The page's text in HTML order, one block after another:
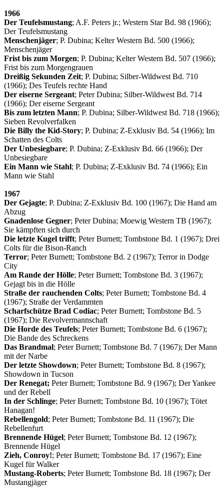
1966
Der Teufelsmustang; A.F. Peters jr.; Western Star Bd. 98 (1966);
Der Teufelsmustang
Menschenjäger; P. Dubina; Kelter Western Bd. 500 (1966);
Menschenjäger
Frist bis zum Morgen; P. Dubina; Kelter Western Bd. 507 (1966);
Frist bis zum Morgengrauen
Dreißig Sekunden Zeit; P. Dubina; Silber-Wildwest Bd. 710
(1966); Des Teufels rechte Hand
Der eiserne Sergeant; Peter Dubina; Silber-Wildwest Bd. 714
(1966); Der eiserne Sergeant
Bis zum letzten Mann; P. Dubina; Silber-Wildwest Bd. 718 (1966);
Sieben Revolverfalken
Die Billy the Kid-Story; P. Dubina; Z-Exklusiv Bd. 54 (1966); Im
Schatten des Colts
Der Unbesiegbare; P. Dubina; Z-Exklusiv Bd. 66 (1966); Der
Unbesiegbare
Ein Mann wie Stahl; P. Dubina; Z-Exklusiv Bd. 74 (1966); Ein
Mann wie Stahl
1967
Der Gejagte; P. Dubina; Z-Exklusiv Bd. 100 (1967); Die Hand am
Abzug
Gnadenlose Gegner; Peter Dubina; Moewig Western TB (1967);
Sie kämpften sich durch
Die letzte Kugel trifft; Peter Burnett; Tombstone Bd. 1 (1967); Drei
Colts für die Bison-Ranch
Terror; Peter Burnett; Tombstone Bd. 2 (1967); Terror in Dodge
City
Am Rande der Hölle; Peter Burnett; Tombstone Bd. 3 (1967);
Gejagt bis in die Hölle
Straße der rauchenden Colts; Peter Burnett; Tombstone Bd. 4
(1967); Straße der Verdammten
Scharfschütze Brad Codiac; Peter Burnett; Tombstone Bd. 5
(1967); Die Revolvermannschaft
Die Horde des Teufels; Peter Burnett; Tombstone Bd. 6 (1967);
Die Bande des Schreckens
Das Brandmal; Peter Burnett; Tombstone Bd. 7 (1967); Der Mann
mit der Narbe
Der letzte Showdown; Peter Burnett; Tombstone Bd. 8 (1967);
Showdown in Tucson
Der Renegat; Peter Burnett; Tombstone Bd. 9 (1967); Der Yankee
und der Rebell
In der Schlinge; Peter Burnett; Tombstone Bd. 10 (1967); Tötet
Hanagan!
Rebellengold; Peter Burnett; Tombstone Bd. 11 (1967); Die
Rebellenfurt
Brennende Hügel; Peter Burnett; Tombstone Bd. 12 (1967);
Brennende Hügel
Zieh, Conroy!; Peter Burnett; Tombstone Bd. 17 (1967); Eine
Kugel für Walker
Mustang-Roberts; Peter Burnett; Tombstone Bd. 18 (1967); Der
Mustangjäger